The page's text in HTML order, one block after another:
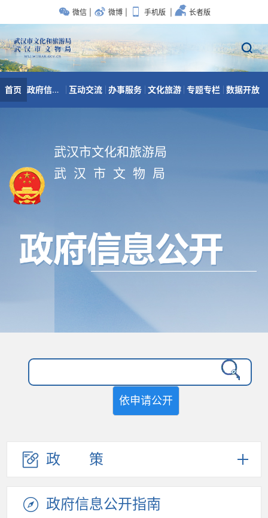
武汉市文化和旅游局
武 汉 市 文 物 局
依申请公开
政策
政府信息公开指南